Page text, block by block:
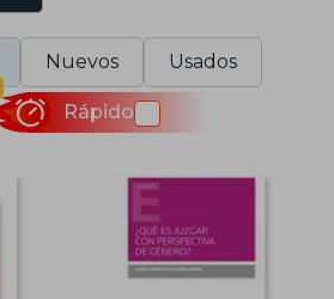
Nuevos Usados
Rápido